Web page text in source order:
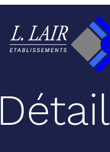
Détail